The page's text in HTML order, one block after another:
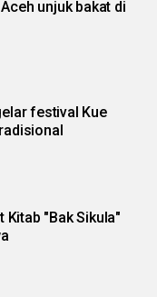
unjuk bakat di
festival Kue
Kitab "Bak Sikula"